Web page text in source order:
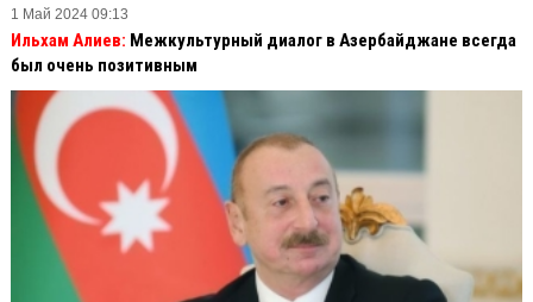
1 Май 2024 09:13
Ильхам Алиев: Межкультурный диалог в Азербайджане всегда
был очень позитивным